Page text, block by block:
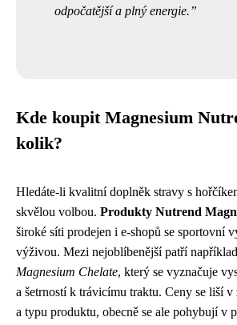
odpočatější a plný energie.
Kde koupit Magnesium
kolik?
Hledáte-li kvalitní doplněk stravy s
skvělou volbou. Produkty Nutrend
široké síti prodejen i e-shopů se sportovní
výživou. Mezi nejoblíbenější patří například
Magnesium Chelate, který se vyznačuje
a šetrností k trávicímu traktu. Ceny se liší v
a typu produktu, obecně se ale pohybují v